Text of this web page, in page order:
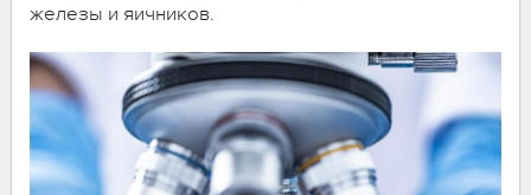
железы и яичников.